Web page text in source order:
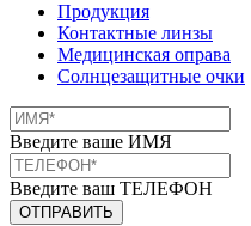
Продукция
Контактные линзы
Медицинская оправа
Солнцезащитные очки
Введите ваше ИМЯ
Введите ваш ТЕЛЕФОН